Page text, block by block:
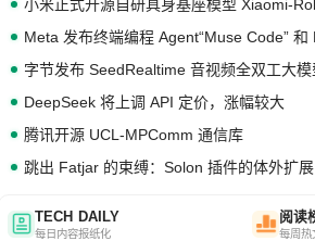
小米正式开源自研具身基座模型 Xiaomi-
Meta 发布终端编程 Agent“Muse Code”
字节发布 SeedRealtime 音视频全双工大模
DeepSeek 将上调 API 定价，涨幅较大
腾讯开源 UCL-MPComm 通信库
TECH DAILY
每日内容报纸化
阅读
每周热